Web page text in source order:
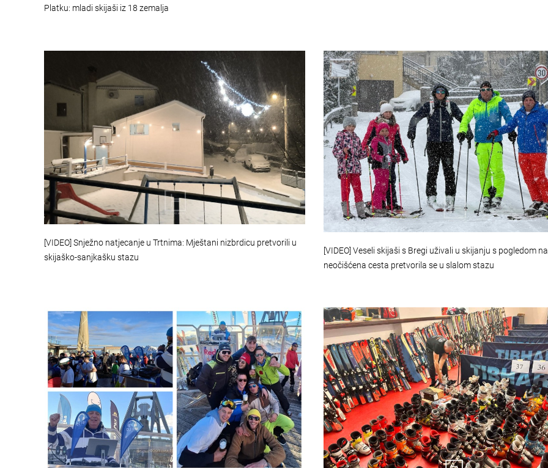
Platku: mladi skijaši iz 18 zemalja
[VIDEO] Snježno natjecanje u Trtnima: Mještani nizbrdicu pretvorili u
skijaško-sanjkašku stazu
[VIDEO] Veseli skijaši s Bregi uživali u skijanju s pogledom
neočišćena cesta pretvorila se u slalom stazu